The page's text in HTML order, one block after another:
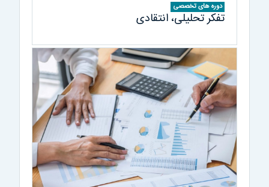
دوره های تخصصی
تفکر تحلیلی، انتقادی